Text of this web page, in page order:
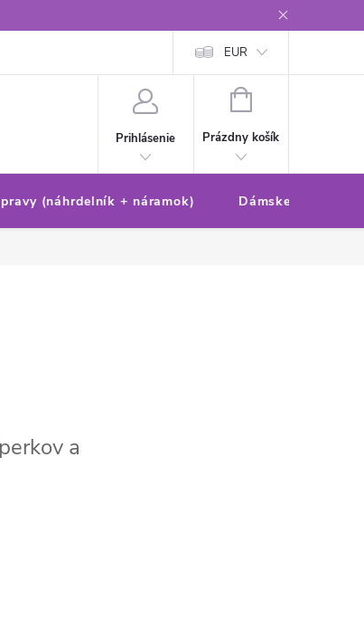
Ochrana osobných údajov
EUR
Prihlásenie
NÁKUPNÝ
Prázdny košík
(náhrdelník + náramok) Dámske sety
a